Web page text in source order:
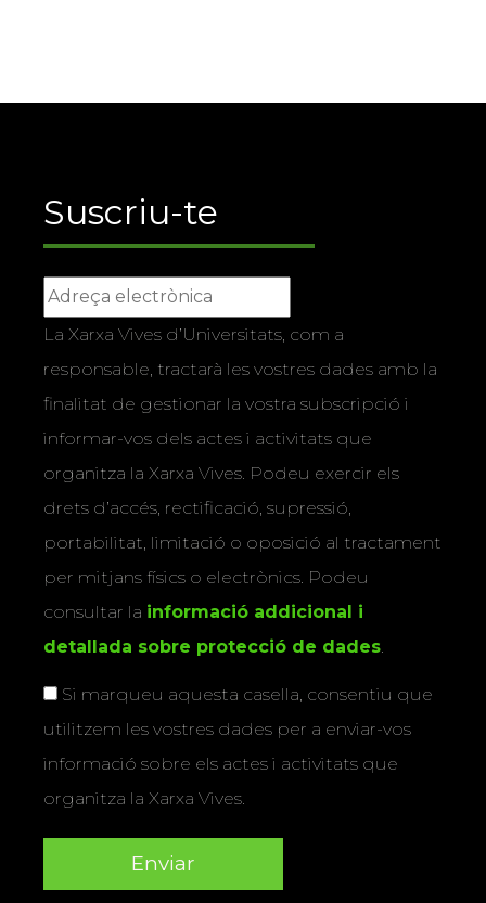
Suscriu-te
La Xarxa Vives d’Universitats, com a
responsable, tractarà les vostres dades amb la
finalitat de gestionar la vostra subscripció i
informar-vos dels actes i activitats que
organitza la Xarxa Vives. Podeu exercir els
drets d’accés, rectificació, supressió,
portabilitat, limitació o oposició al tractament
per mitjans físics o electrònics. Podeu
consultar la informació addicional i
detallada sobre protecció de dades.
Si marqueu aquesta casella, consentiu que
utilitzem les vostres dades per a enviar-vos
informació sobre els actes i activitats que
organitza la Xarxa Vives.